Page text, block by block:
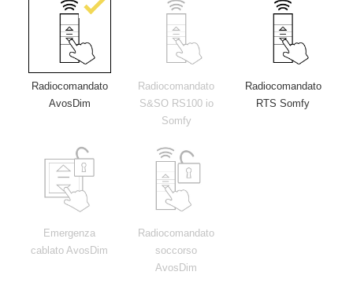
Radiocomandato
AvosDim
Radiocomandato
S&SO RS100 io
Somfy
Radiocomandato
RTS Somfy
Emergenza
cablato AvosDim
Radiocomandato
soccorso
AvosDim